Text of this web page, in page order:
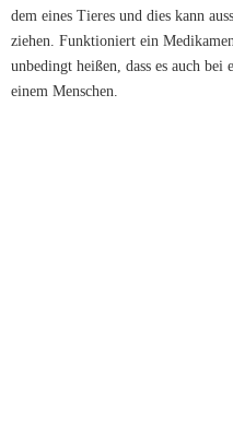
dem eines Tieres und dies kann
ziehen. Funktioniert ein
unbedingt heißen, dass es auch
einem Menschen.